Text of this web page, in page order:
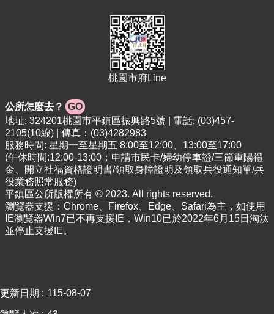
桃園市府Line
公所怎麼去？ GO
地址: 324201桃園市平鎮區振興路5號 | 電話: (03)457-
2105(10線) | 傳真：(03)4282983
服務時間: 星期一至星期五 8:00至12:00、13:00至17:00
(午休時間:12:00-13:00；申請市民卡/婦幼停車證/三節重陽禮
金、開立社福資格證明書/領取身障證明及領取兵役通知單/兵
役業務照常服務)
平鎮區公所版權所有 © 2023. All rights reserved.
瀏覽器支援：Chrome、Firefox、Edge、Safari為主，如使用
IE瀏覽器Win7已不再支援IE，Win10已於2022年6月15日淘汰
並停止支援IE。
更新日期 115-08-07